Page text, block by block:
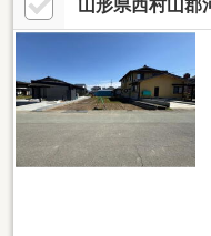
山形県西村山郡